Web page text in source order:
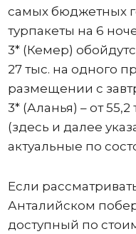
самых бюджетных
турпакеты на 6
3* (Кемер)
27 тыс. на одного
размещении с
3* (Аланья) – от
(здесь и далее
актуальные по
Если
Анталийском
доступный по